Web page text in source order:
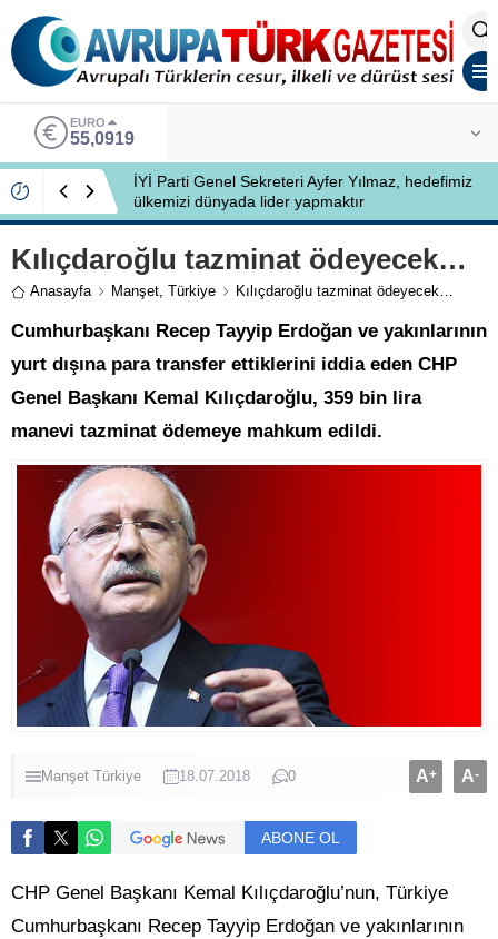
EURO
55,0919
İYİ Parti Genel Sekreteri Ayfer Yılmaz, hedefimiz
ülkemizi dünyada lider yapmaktır
Kılıçdaroğlu tazminat ödeyecek…
Anasayfa Manşet, Türkiye Kılıçdaroğlu tazminat ödeyecek…
Cumhurbaşkanı Recep Tayyip Erdoğan ve yakınlarının
yurt dışına para transfer ettiklerini iddia eden CHP
Genel Başkanı Kemal Kılıçdaroğlu, 359 bin lira
manevi tazminat ödemeye mahkum edildi.
Manşet Türkiye 18.07.2018 0 A+ A-
ABONE OL
CHP Genel Başkanı Kemal Kılıçdaroğlu’nun, Türkiye
Cumhurbaşkanı Recep Tayyip Erdoğan ve yakınlarının